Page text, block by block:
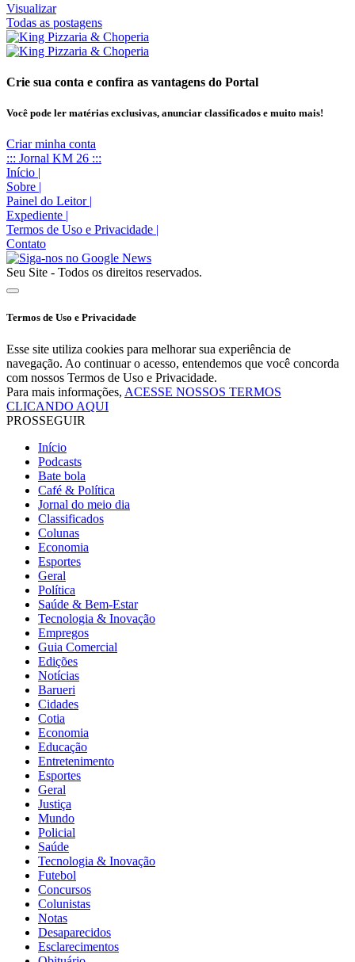
Visualizar
Todas as postagens
Crie sua conta e confira as vantagens do Portal
Você pode ler matérias exclusivas, anunciar classificados e muito mais!
Criar minha conta
::: Jornal KM 26 :::
Início |
Sobre |
Painel do Leitor |
Expediente |
Termos de Uso e Privacidade |
Contato
Seu Site - Todos os direitos reservados.
Termos de Uso e Privacidade
Esse site utiliza cookies para melhorar sua experiência de
navegação. Ao continuar o acesso, entendemos que você concorda
com nossos Termos de Uso e Privacidade.
Para mais informações, ACESSE NOSSOS TERMOS
CLICANDO AQUI
PROSSEGUIR
Início
Podcasts
Bate bola
Café & Política
Jornal do meio dia
Classificados
Colunas
Economia
Esportes
Geral
Política
Saúde & Bem-Estar
Tecnologia & Inovação
Empregos
Guia Comercial
Edições
Notícias
Barueri
Cidades
Cotia
Economia
Educação
Entretenimento
Esportes
Geral
Justiça
Mundo
Policial
Saúde
Tecnologia & Inovação
Futebol
Concursos
Colunistas
Notas
Desaparecidos
Esclarecimentos